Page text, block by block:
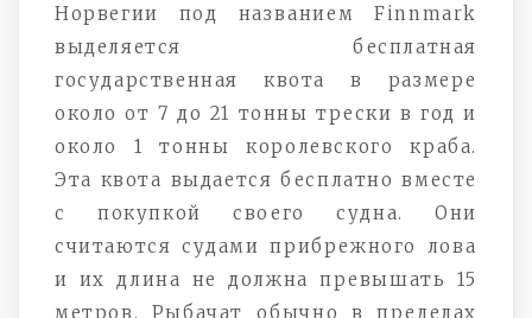
Норвегии под названием Finnmark
выделяется бесплатная
государственная квота в размере
около от 7 до 21 тонны трески в год и
около 1 тонны королевского краба.
Эта квота выдается бесплатно вместе
с покупкой своего судна. Они
считаются судами прибрежного лова
и их длина не должна превышать 15
метров. Рыбачат обычно в пределах